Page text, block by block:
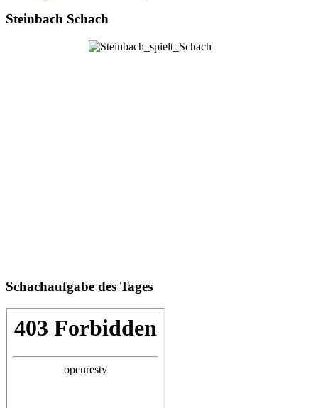
Steinbach Schach
Schachaufgabe des Tages